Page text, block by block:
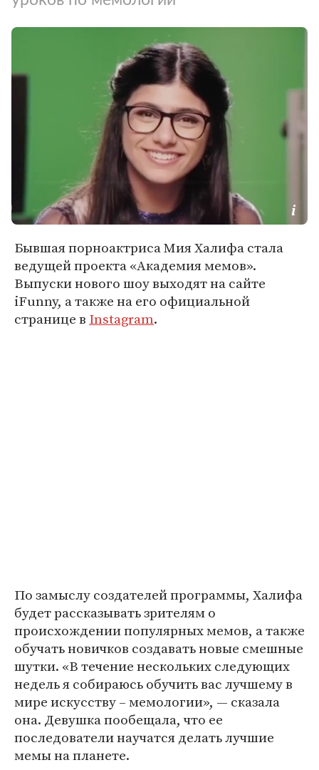
Бывшая порноактриса Мия Халифа стала
ведущей проекта «Академия мемов».
Выпуски нового шоу выходят на сайте
iFunny, а также на его официальной
странице в Instagram.
По замыслу создателей программы, Халифа
будет рассказывать зрителям о
происхождении популярных мемов, а также
обучать новичков создавать новые смешные
шутки. «В течение нескольких следующих
недель я собираюсь обучить вас лучшему в
мире искусству – мемологии», — сказала
она. Девушка пообещала, что ее
последователи научатся делать лучшие
мемы на планете.